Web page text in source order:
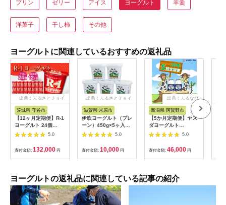
プリン ゼリー アイス ヨーグルト 羊羹
洋菓子 干し柿 その他
ヨーグルトに関連しているおすすめの返礼品
出典：ふるさとチョイ
ス
茨城県 守谷市
【12ヶ月定期便】R-1
ヨーグルト 24個
112g×24個×12回 合
計288個 R-1 ヨーグル
ト プロビオヨーグル
ト 乳製品 乳酸菌 茨城
県 守谷市
5.0
寄付金額: 132,000 円
出典：ふるさとチョイ
ス
滋賀県 米原市
伊吹ヨーグルト（プレ
ーン）450g×5ヶ入
[№5694-0509]5.0
寄付金額: 10,000 円
出典：ふるなび
新潟県 阿賀野市
【5か月定期便】ヤス
ダヨーグルト
150g×20本×5回 小ボ
トル こだわり生乳 新
鮮 濃厚 飲むヨーグル
ト のむよーぐると ヨ
ーグルト 1B08046
5.0
寄付金額: 46,000 円
ヨーグルトの返礼品に関連している記事の紹介